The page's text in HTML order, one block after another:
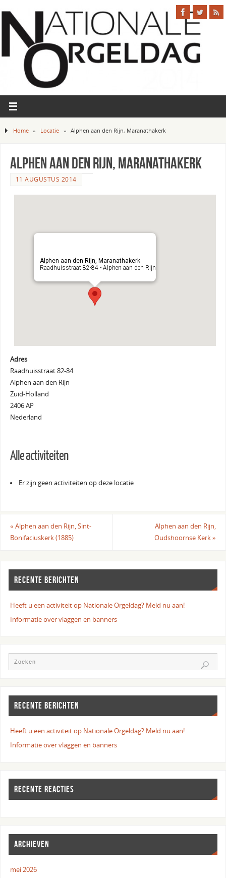
Home » Locatie » Alphen aan den Rijn, Maranathakerk
Alphen aan den Rijn, Maranathakerk
11 AUGUSTUS 2014
Alphen aan den Rijn, Maranathakerk
Raadhuisstraat 82-84 - Alphen aan den Rijn
Adres
Raadhuisstraat 82-84
Alphen aan den Rijn
Zuid-Holland
2406 AP
Nederland
Alle activiteiten
Er zijn geen activiteiten op deze locatie
« Alphen aan den Rijn, Sint-
Bonifaciuskerk (1885)
Alphen aan den Rijn,
Oudshoornse Kerk»
RECENTE BERICHTEN
Heeft u een activiteit op Nationale Orgeldag? Meld nu aan!
Informatie over vlaggen en banners
RECENTE BERICHTEN
Heeft u een activiteit op Nationale Orgeldag? Meld nu aan!
Informatie over vlaggen en banners
RECENTE REACTIES
ARCHIEVEN
mei 2026